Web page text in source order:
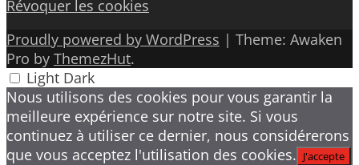
Révoquer les cookies
Proudly powered by WordPress | Theme: Awaken
Pro by ThemezHut.
Light Dark
Nous utilisons des cookies pour vous garantir la
meilleure expérience sur notre site. Si vous
continuez à utiliser ce dernier, nous considérerons
que vous acceptez l'utilisation des cookies. J'accepte